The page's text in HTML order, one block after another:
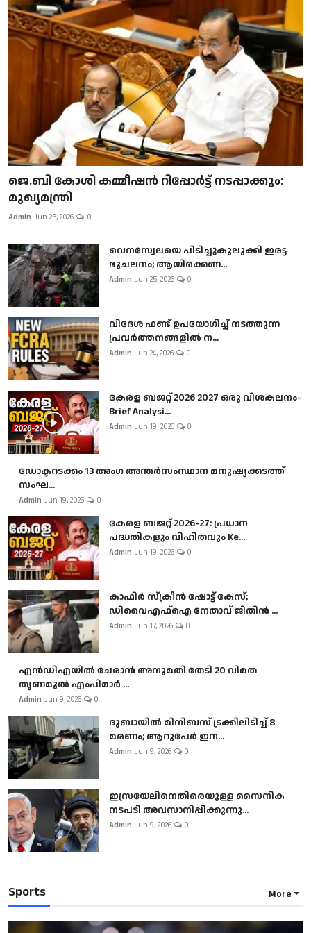
ജെ.ബി കോശി കമ്മീഷൻ റിപ്പോർട്ട് നടപ്പാക്കും:
മുഖ്യമന്ത്രി
Admin Jun 25, 2026 0
വെനസ്വേലയെ പിടിച്ചുകുലുക്കി ഇരട്ട
ഭൂചലനം; ആയിരക്കണ...
Admin Jun 25, 2026 0
വിദേശ ഫണ്ട് ഉപയോഗിച്ച് നടത്തുന്ന
പ്രവർത്തനങ്ങളിൽ ന...
Admin Jun 24, 2026 0
കേരള ബജറ്റ് 2026 2027 ഒരു വിശകലനം-
Brief Analysi...
Admin Jun 19, 2026 0
ഡോക്ടറടക്കം 13 അംഗ അന്തർസംസ്ഥാന മനുഷ്യക്കടത്ത്
സംഘ...
Admin Jun 19, 2026 0
കേരള ബജറ്റ് 2026-27: പ്രധാന
പദ്ധതികളും വിഹിതവും Ke...
Admin Jun 19, 2026 0
കാഫിർ സ്‌ക്രീൻ ഷോട്ട് കേസ്;
ഡിവൈഎഫ്ഐ നേതാവ് ജിതിൻ ...
Admin Jun 17, 2026 0
എൻഡിഎയിൽ ചേരാൻ അനുമതി തേടി 20 വിമത
തൃണമൂൽ എംപിമാർ ...
Admin Jun 9, 2026 0
ദുബായിൽ മിനിബസ്​ ട്രക്കിലിടിച്ച് 8
മരണം; ആറുപേർ ഇന...
Admin Jun 9, 2026 0
ഇസ്രയേലിനെതിരെയുള്ള സൈനിക
നടപടി അവസാനിപ്പിക്കുന്നു...
Admin Jun 9, 2026 0
Sports More